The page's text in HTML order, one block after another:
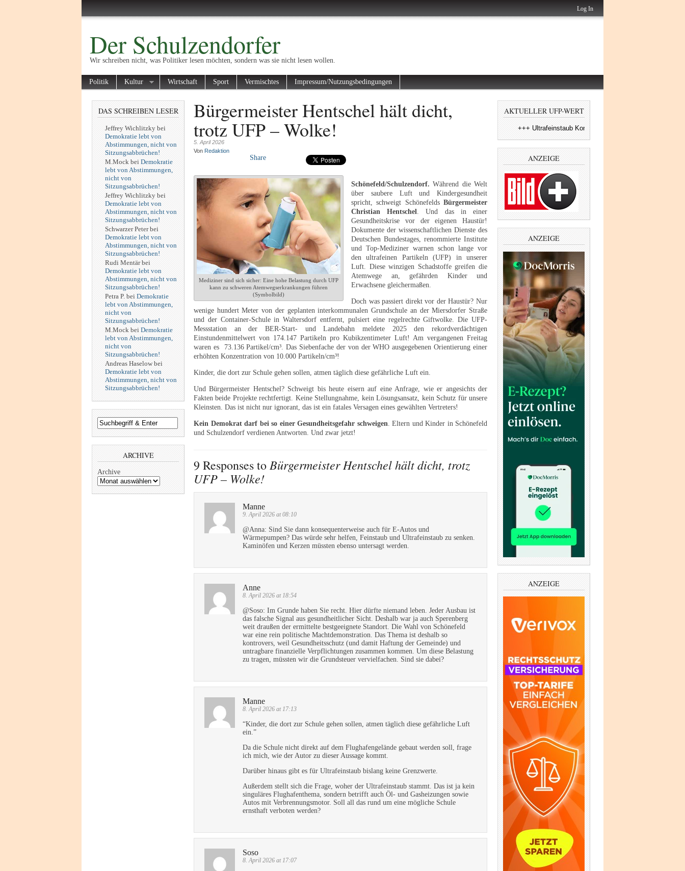
Log In
Der Schulzendorfer
Wir schreiben nicht, was Politiker lesen möchten, sondern was sie nicht lesen wollen.
Politik Kultur Wirtschaft Sport Vermischtes Impressum/Nutzungsbedingungen
DAS SCHREIBEN LESER
Jeffrey Wichlitzky bei
Demokratie lebt von
Abstimmungen, nicht von
Sitzungsabbrüchen!
M.Mock bei Demokratie
lebt von Abstimmungen,
nicht von
Sitzungsabbrüchen!
Jeffrey Wichlitzky bei
Demokratie lebt von
Abstimmungen, nicht von
Sitzungsabbrüchen!
Schwarzer Peterbei
Demokratie lebt von
Abstimmungen, nicht von
Sitzungsabbrüchen!
Rudi Mentärbei
Demokratie lebt von
Abstimmungen, nicht von
Sitzungsabbrüchen!
Petra P. bei Demokratie
lebt von Abstimmungen,
nicht von
Sitzungsabbrüchen!
M.Mock bei Demokratie
lebt von Abstimmungen,
nicht von
Sitzungsabbrüchen!
Andreas Haselow bei
Demokratie lebt von
Abstimmungen, nicht von
Sitzungsabbrüchen!
ARCHIVE
Archive
Bürgermeister Hentschel hält dicht,
trotz UFP – Wolke!
5. April 2026
Von Redaktion
Share
Mediziner sind sich sicher: Eine hohe Belastung durch UFP
kann zu schweren Atemwegserkrankungen führen
(Symbolbild)
Schönefeld/Schulzendorf. Während die Welt
über saubere Luft und Kindergesundheit
spricht, schweigt Schönefelds Bürgermeister
Christian Hentschel. Und das in einer
Gesundheitskrise vor der eigenen Haustür!
Dokumente der wissenschaftlichen Dienste des
Deutschen Bundestages, renommierte Institute
und Top-Mediziner warnen schon lange vor
den ultrafeinen Partikeln (UFP) in unserer
Luft. Diese winzigen Schadstoffe greifen die
Atemwege an, gefährden Kinder und
Erwachsene gleichermaßen.
Doch was passiert direkt vor der Haustür? Nur
wenige hundert Meter von der geplanten interkommunalen Grundschule an der Miersdorfer Straße
und der Container-Schule in Waltersdorf entfernt, pulsiert eine regelrechte Giftwolke. Die UFP-
Messstation an der BER-Start- und Landebahn meldete 2025 den rekordverdächtigen
Einstundenmittelwert von 174.147 Partikeln pro Kubikzentimeter Luft! Am vergangenen Freitag
waren es 73.136 Partikel/cm³. Das Siebenfache der von der WHO ausgegebenen Orientierung einer
erhöhten Konzentration von 10.000 Partikeln/cm³!
Kinder, die dort zur Schule gehen sollen, atmen täglich diese gefährliche Luft ein.
Und Bürgermeister Hentschel? Schweigt bis heute eisern auf eine Anfrage, wie er angesichts der
Fakten beide Projekte rechtfertigt. Keine Stellungnahme, kein Lösungsansatz, kein Schutz für unsere
Kleinsten. Das ist nicht nur ignorant, das ist ein fatales Versagen eines gewählten Vertreters!
Kein Demokrat darf bei so einer Gesundheitsgefahr schweigen. Eltern und Kinder in Schönefeld
und Schulzendorf verdienen Antworten. Und zwar jetzt!
9 Responses to Bürgermeister Hentschel hält dicht, trotz
UFP – Wolke!
Manne
9. April 2026 at 08:10
@Anna: Sind Sie dann konsequenterweise auch für E-Autos und
Wärmepumpen? Das würde sehr helfen, Feinstaub und Ultrafeinstaub zu senken.
Kaminöfen und Kerzen müssten ebenso untersagt werden.
Anne
8. April 2026 at 18:54
@Soso: Im Grunde haben Sie recht. Hier dürfte niemand leben. Jeder Ausbau ist
das falsche Signal aus gesundheitlicher Sicht. Deshalb war ja auch Sperenberg
weit draußen der ermittelte bestgeeignete Standort. Die Wahl von Schönefeld
war eine rein politische Machtdemonstration. Das Thema ist deshalb so
kontrovers, weil Gesundheitsschutz (und damit Haftung der Gemeinde) und
untragbare finanzielle Verpflichtungen zusammen kommen. Um diese Belastung
zu tragen, müssten wir die Grundsteuer vervielfachen. Sind sie dabei?
Manne
8. April 2026 at 17:13
“Kinder, die dort zur Schule gehen sollen, atmen täglich diese gefährliche Luft
ein.”
Da die Schule nicht direkt auf dem Flughafengelände gebaut werden soll, frage
ich mich, wie der Autor zu dieser Aussage kommt.
Darüber hinaus gibt es für Ultrafeinstaub bislang keine Grenzwerte.
Außerdem stellt sich die Frage, woher der Ultrafeinstaub stammt. Das ist ja kein
singuläres Flughafenthema, sondern betrifft auch Öl- und Gasheizungen sowie
Autos mit Verbrennungsmotor. Soll all das rund um eine mögliche Schule
ernsthaft verboten werden?
Soso
8. April 2026 at 17:07
AKTUELLER UFP-WERT
+++ Ultrafeinstaub Konzentration am BER, Maximaler
ANZEIGE
ANZEIGE
ANZEIGE